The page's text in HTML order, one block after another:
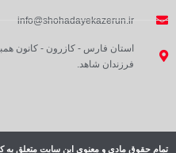
info@shohadayekazerun.ir
استان فارس - کازرون - کانون
فرزندان شاهد.
تمام حقوق مادی و معنوی این سایت متعلق به